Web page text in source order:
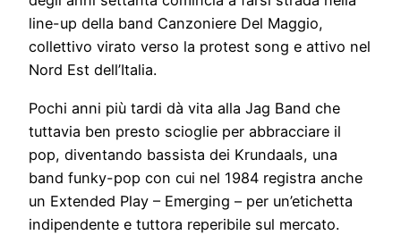
line-up della band Canzoniere Del Maggio,
collettivo virato verso la protest song e attivo nel
Nord Est dell’Italia.
Pochi anni più tardi dà vita alla Jag Band che
tuttavia ben presto scioglie per abbracciare il
pop, diventando bassista dei Krundaals, una
band funky-pop con cui nel 1984 registra anche
un Extended Play – Emerging – per un’etichetta
indipendente e tuttora reperibile sul mercato.